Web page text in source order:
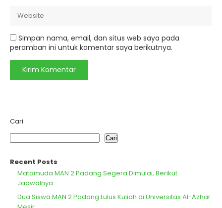
Simpan nama, email, dan situs web saya pada
peramban ini untuk komentar saya berikutnya.
Cari
Cari
Recent Posts
Matamuda MAN 2 Padang Segera Dimulai, Berikut
Jadwalnya
Dua Siswa MAN 2 Padang Lulus Kuliah di Universitas Al-Azhar